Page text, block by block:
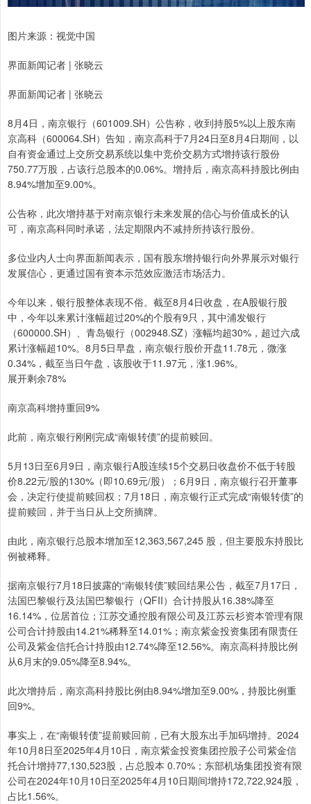
图片来源：视觉中国
界面新闻记者 | 张晓云
界面新闻记者 | 张晓云
8月4日，南京银行（601009.SH）公告称，收到持股5%以上股东南
京高科（600064.SH）告知，南京高科于7月24日至8月4日期间，以
自有资金通过上交所交易系统以集中竞价交易方式增持该行股份
750.77万股，占该行总股本的0.06%。增持后，南京高科持股比例由
8.94%增加至9.00%。
公告称，此次增持基于对南京银行未来发展的信心与价值成长的认
可，南京高科同时承诺，法定期限内不减持所持该行股份。
多位业内人士向界面新闻表示，国有股东增持银行向外界展示对银行
发展信心，更通过国有资本示范效应激活市场活力。
今年以来，银行股整体表现不俗。截至8月4日收盘，在A股银行股
中，今年以来累计涨幅超过20%的个股有9只，其中浦发银行
（600000.SH）、青岛银行（002948.SZ）涨幅均超30%，超过六成
累计涨幅超10%。8月5日早盘，南京银行股价开盘11.78元，微涨
0.34%，截至当日午盘，该股收于11.97元，涨1.96%。
展开剩余78%
南京高科增持重回9%
此前，南京银行刚刚完成“南银转债”的提前赎回。
5月13日至6月9日，南京银行A股连续15个交易日收盘价不低于转股
价8.22元/股的130%（即10.69元/股）；6月9日，南京银行召开董事
会，决定行使提前赎回权；7月18日，南京银行正式完成“南银转债”的
提前赎回，并于当日从上交所摘牌。
由此，南京银行总股本增加至12,363,567,245 股，但主要股东持股比
例被稀释。
据南京银行7月18日披露的“南银转债”赎回结果公告，截至7月17日，
法国巴黎银行及法国巴黎银行（QFII）合计持股从16.38%降至
16.14%，位居首位；江苏交通控股有限公司及江苏云杉资本管理有限
公司合计持股由14.21%稀释至14.01%；南京紫金投资集团有限责任
公司及紫金信托合计持股由12.74%降至12.56%。南京高科持股比例
从6月末的9.05%降至8.94%。
此次增持后，南京高科持股比例由8.94%增加至9.00%，持股比例重
回9%。
事实上，在“南银转债”提前赎回前，已有大股东出手加码增持。2024
年10月8日至2025年4月10日，南京紫金投资集团控股子公司紫金信
托合计增持77,130,523股，占总股本 0.70%；东部机场集团投资有限
公司在2024年10月10日至2025年4月10日期间增持172,722,924股，
占比1.56%。